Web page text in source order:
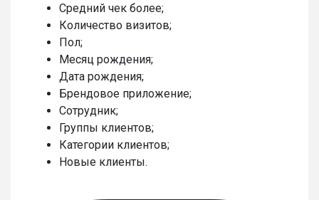
Средний чек более;
Количество визитов;
Пол;
Месяц рождения;
Дата рождения;
Брендовое приложение;
Сотрудник;
Группы клиентов;
Категории клиентов;
Новые клиенты.